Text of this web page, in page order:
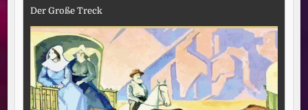
Der Große Treck